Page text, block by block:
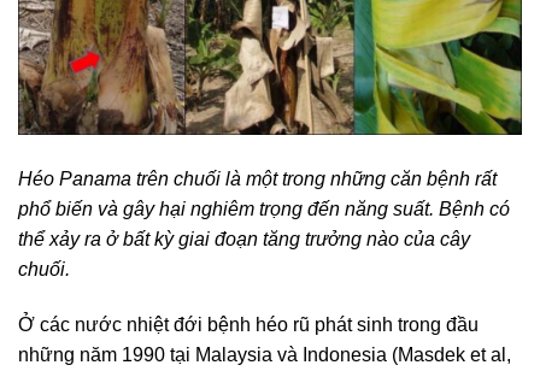
Héo Panama trên chuối là một trong những căn bệnh rất
phổ biến và gây hại nghiêm trọng đến năng suất. Bệnh có
thể xảy ra ở bất kỳ giai đoạn tăng trưởng nào của cây
chuối.
Ở các nước nhiệt đới bệnh héo rũ phát sinh trong đầu
những năm 1990 tại Malaysia và Indonesia (Masdek et al,